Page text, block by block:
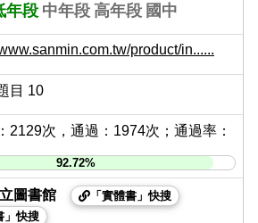
年段 中年段 高年段 國中
product/in......
目 10
2129次，通過：1974次；通過率：
92.72%
圖書館
「實體書」快搜
」快搜